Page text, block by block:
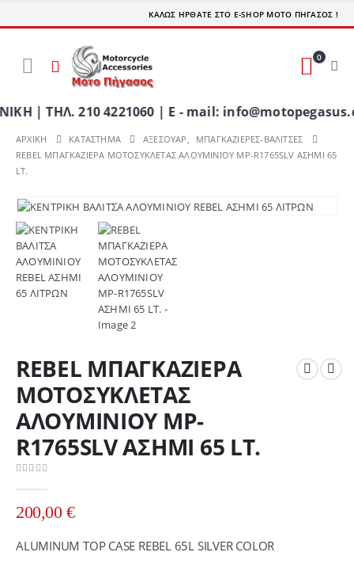
ΚΑΛΩΣ ΗΡΘΑΤΕ ΣΤΟ E-SHOP ΜΟΤΟ ΠΗΓΑΣΟΣ !
0
4221060 | E - mail: info@motopegasus.com |
ΑΡΧΙΚΉ ΚΑΤΆΣΤΗΜΑ ΑΞΕΣΟΥΑΡ,
ΜΠΑΓΚΑΖΙΕΡΕΣ-ΒΑΛΙΤΣΕΣ
REBEL ΜΠΑΓΚΑΖΙΕΡΑ ΜΟΤΟΣΥΚΛΕΤΑΣ ΑΛΟΥΜΙΝΙΟΥ MP-R1765SLV ΑΣΗΜΙ 65
LT.
REBEL ΜΠΑΓΚΑΖΙΕΡΑ
ΜΟΤΟΣΥΚΛΕΤΑΣ
ΑΛΟΥΜΙΝΙΟΥ MP-
R1765SLV ΑΣΗΜΙ 65 LT.
200,00 €
ALUMINUM TOP CASE REBEL 65L SILVER COLOR